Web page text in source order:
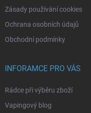
Zásady používání cookies
Ochrana osobních údajů
Obchodní podmínky
INFORAMCE PRO VÁS
Rádce při výběru zboží
Vapingový blog